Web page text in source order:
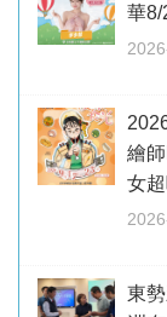
華8/
繪
女
東